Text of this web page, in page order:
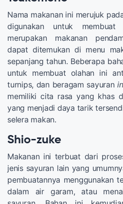
Nama makanan ini merujuk
digunakan untuk
merupakan makanan
dapat ditemukan di menu
sepanjang tahun. Beberapa
untuk membuat olahan ini
turnips, dan beragam sayuran
memiliki cita rasa yang khas
yang menjadi daya tarik
selera makan.
Shio-zuke
Makanan ini terbuat dari
jenis sayuran lain yang
pembuatannya menggunakan
dalam air garam, atau